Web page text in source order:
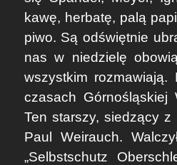
kawę, herbatę, palą
piwo. Są odświętnie
nas w niedzielę
wszystkim rozmawiają.
czasach Górnośląskiej
Ten starszy, siedzący
Paul Weirauch.
„Selbstschutz